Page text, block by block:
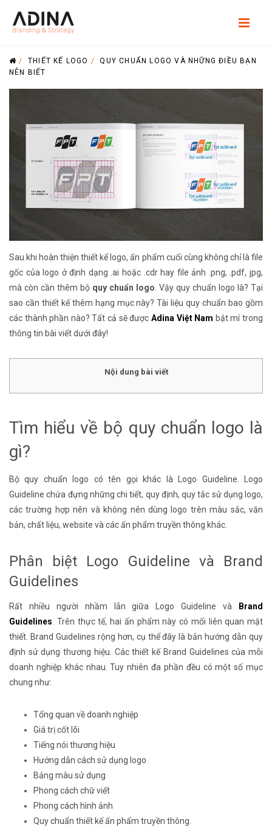
/THIẾT KẾ LOGO /QUY CHUẨN LOGO VÀ NHỮNG ĐIỀU BẠN
NÊN BIẾT
Sau khi hoàn thiện thiết kế logo, ấn phẩm cuối cùng không chỉ là file
gốc của logo ở định dạng .ai hoặc .cdr hay file ảnh .png, .pdf, jpg,
mà còn cần thêm bộ quy chuẩn logo . Vậy quy chuẩn logo là? Tại
sao cần thiết kế thêm hạng mục này? Tài liệu quy chuẩn bao gồm
các thành phần nào? Tất cả sẽ được Adina Việt Nam bật mí trong
thông tin bài viết dưới đây!
Nội dung bài viết
Tìm hiểu về bộ quy chuẩn logo là
gì?
Bộ quy chuẩn logo có tên gọi khác là Logo Guideline. Logo
Guideline chứa đựng những chi tiết, quy định, quy tắc sử dụng logo,
các trường hợp nên và không nên dùng logo trên màu sắc, văn
bản, chất liệu, website và các ấn phẩm truyền thông khác.
Phân biệt Logo Guideline và Brand
Guidelines
Rất nhiều người nhầm lẫn giữa Logo Guideline và
Brand
Guidelines . Trên thực tế, hai ấn phẩm này có mối liên quan mật
thiết. Brand Guidelines rộng hơn, cụ thể đây là bản hướng dẫn quy
định sử dụng thương hiệu. Các thiết kế Brand Guidelines của mỗi
doanh nghiệp khác nhau. Tuy nhiên đa phần đều có một số mục
chung như:
Tổng quan về doanh nghiệp
Giá trị cốt lõi
Tiếng nói thương hiệu
Hướng dẫn cách sử dụng logo
Bảng màu sử dụng
Phong cách chữ viết
Phong cách hình ảnh
Quy chuẩn thiết kế ấn phẩm truyền thông.